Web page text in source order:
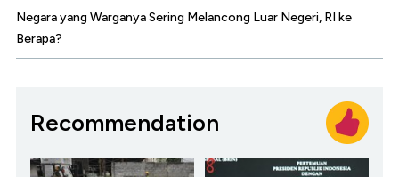
Negara yang Warganya Sering Melancong Luar Negeri, RI ke
Berapa?
Recommendation